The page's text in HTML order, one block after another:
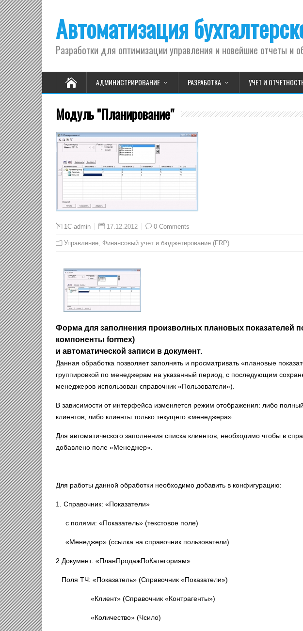
Автоматизация
Разработки для оптимизации управления и новейшие отчеты и
АДМИНИСТРИРОВАНИЕ РАЗРАБОТКА УЧЕТ И
Модуль "Планирование"
1C-admin 17.12.2012 0 Comments
Управление, Финансовый учет и бюджетирование (FRP)
Форма для заполнения произволных плановых показателей
компоненты formex)
и автоматической записи в документ.
Данная обработка позволяет заполнять и просматривать «плановые
группировкой по менеджерам на указанный период, с последующим
менеджеров использован справочник «Пользователи»).
В зависимости от интерфейса изменяется режим отображения: либо
клиентов, либо клиенты только текущего «менеджера».
Для автоматического заполнения списка клиентов, необходимо чтобы в
добавлено поле «Менеджер».
Для работы данной обработки необходимо добавить в конфигурацию:
1. Справочник: «Показатели»
с полями: «Показатель» (текстовое поле)
«Менеджер» (ссылка на справочник пользователи)
2 Документ: «ПланПродажПоКатегориям»
Поля ТЧ: «Показатель» (Справочник «Показатели»)
«Клиент» (Справочник «Контрагенты»)
«Количество» (Чсило)